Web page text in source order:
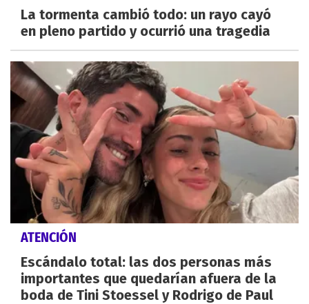
La tormenta cambió todo: un rayo cayó
en pleno partido y ocurrió una tragedia
ATENCIÓN
Escándalo total: las dos personas más
importantes que quedarían afuera de la
boda de Tini Stoessel y Rodrigo de Paul